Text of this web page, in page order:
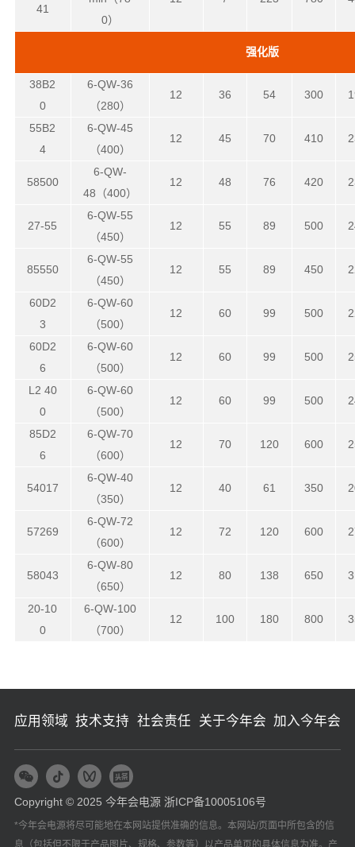
41
0）
强化版
38B2
0
6-QW-36
（280）
12 36 54 300
55B2
4
6-QW-45
（400）
12 45 70 410
58500
6-QW-
48（400）
12 48 76 420
27-55
6-QW-55
（450）
12 55 89 500
85550
6-QW-55
（450）
12 55 89 450
60D2
3
6-QW-60
（500）
12 60 99 500
60D2
6
6-QW-60
（500）
12 60 99 500
L2 40
0
6-QW-60
（500）
12 60 99 500
85D2
6
6-QW-70
（600）
12 70 120 600
54017
6-QW-40
（350）
12 40 61 350
57269
6-QW-72
（600）
12 72 120 600
58043
6-QW-80
（650）
12 80 138 650
20-10
0
6-QW-100
（700）
12 100 180 800
应用领域 技术支持 社会责任 关于今年会 加入今年会
Copyright © 2025 今年会电源 浙ICP备10005106号
*今年会电源将尽可能地在本网站提供准确的信息。本网站/页面中所包含的信
息（包括但不限于产品图片、规格、参数等）以产品单页的具体信息为准。产